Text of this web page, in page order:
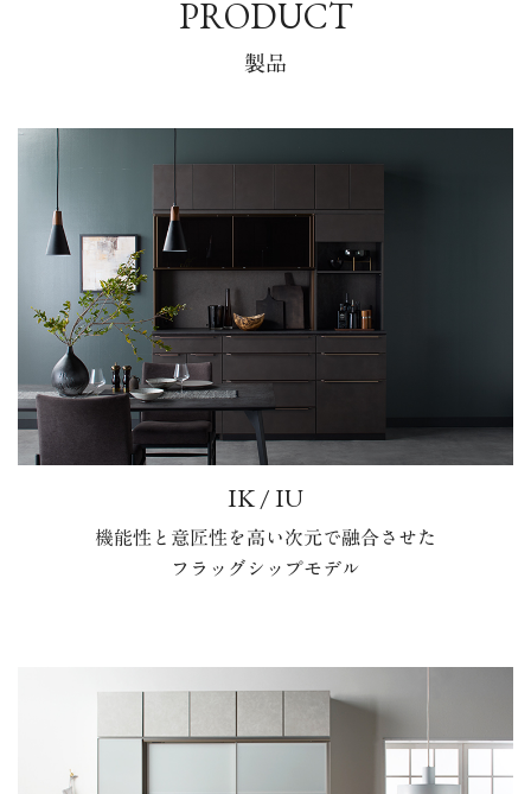
PRODUCT
製品
IK / IU
機能性と意匠性を高い次元で融合させた
フラッグシップモデル